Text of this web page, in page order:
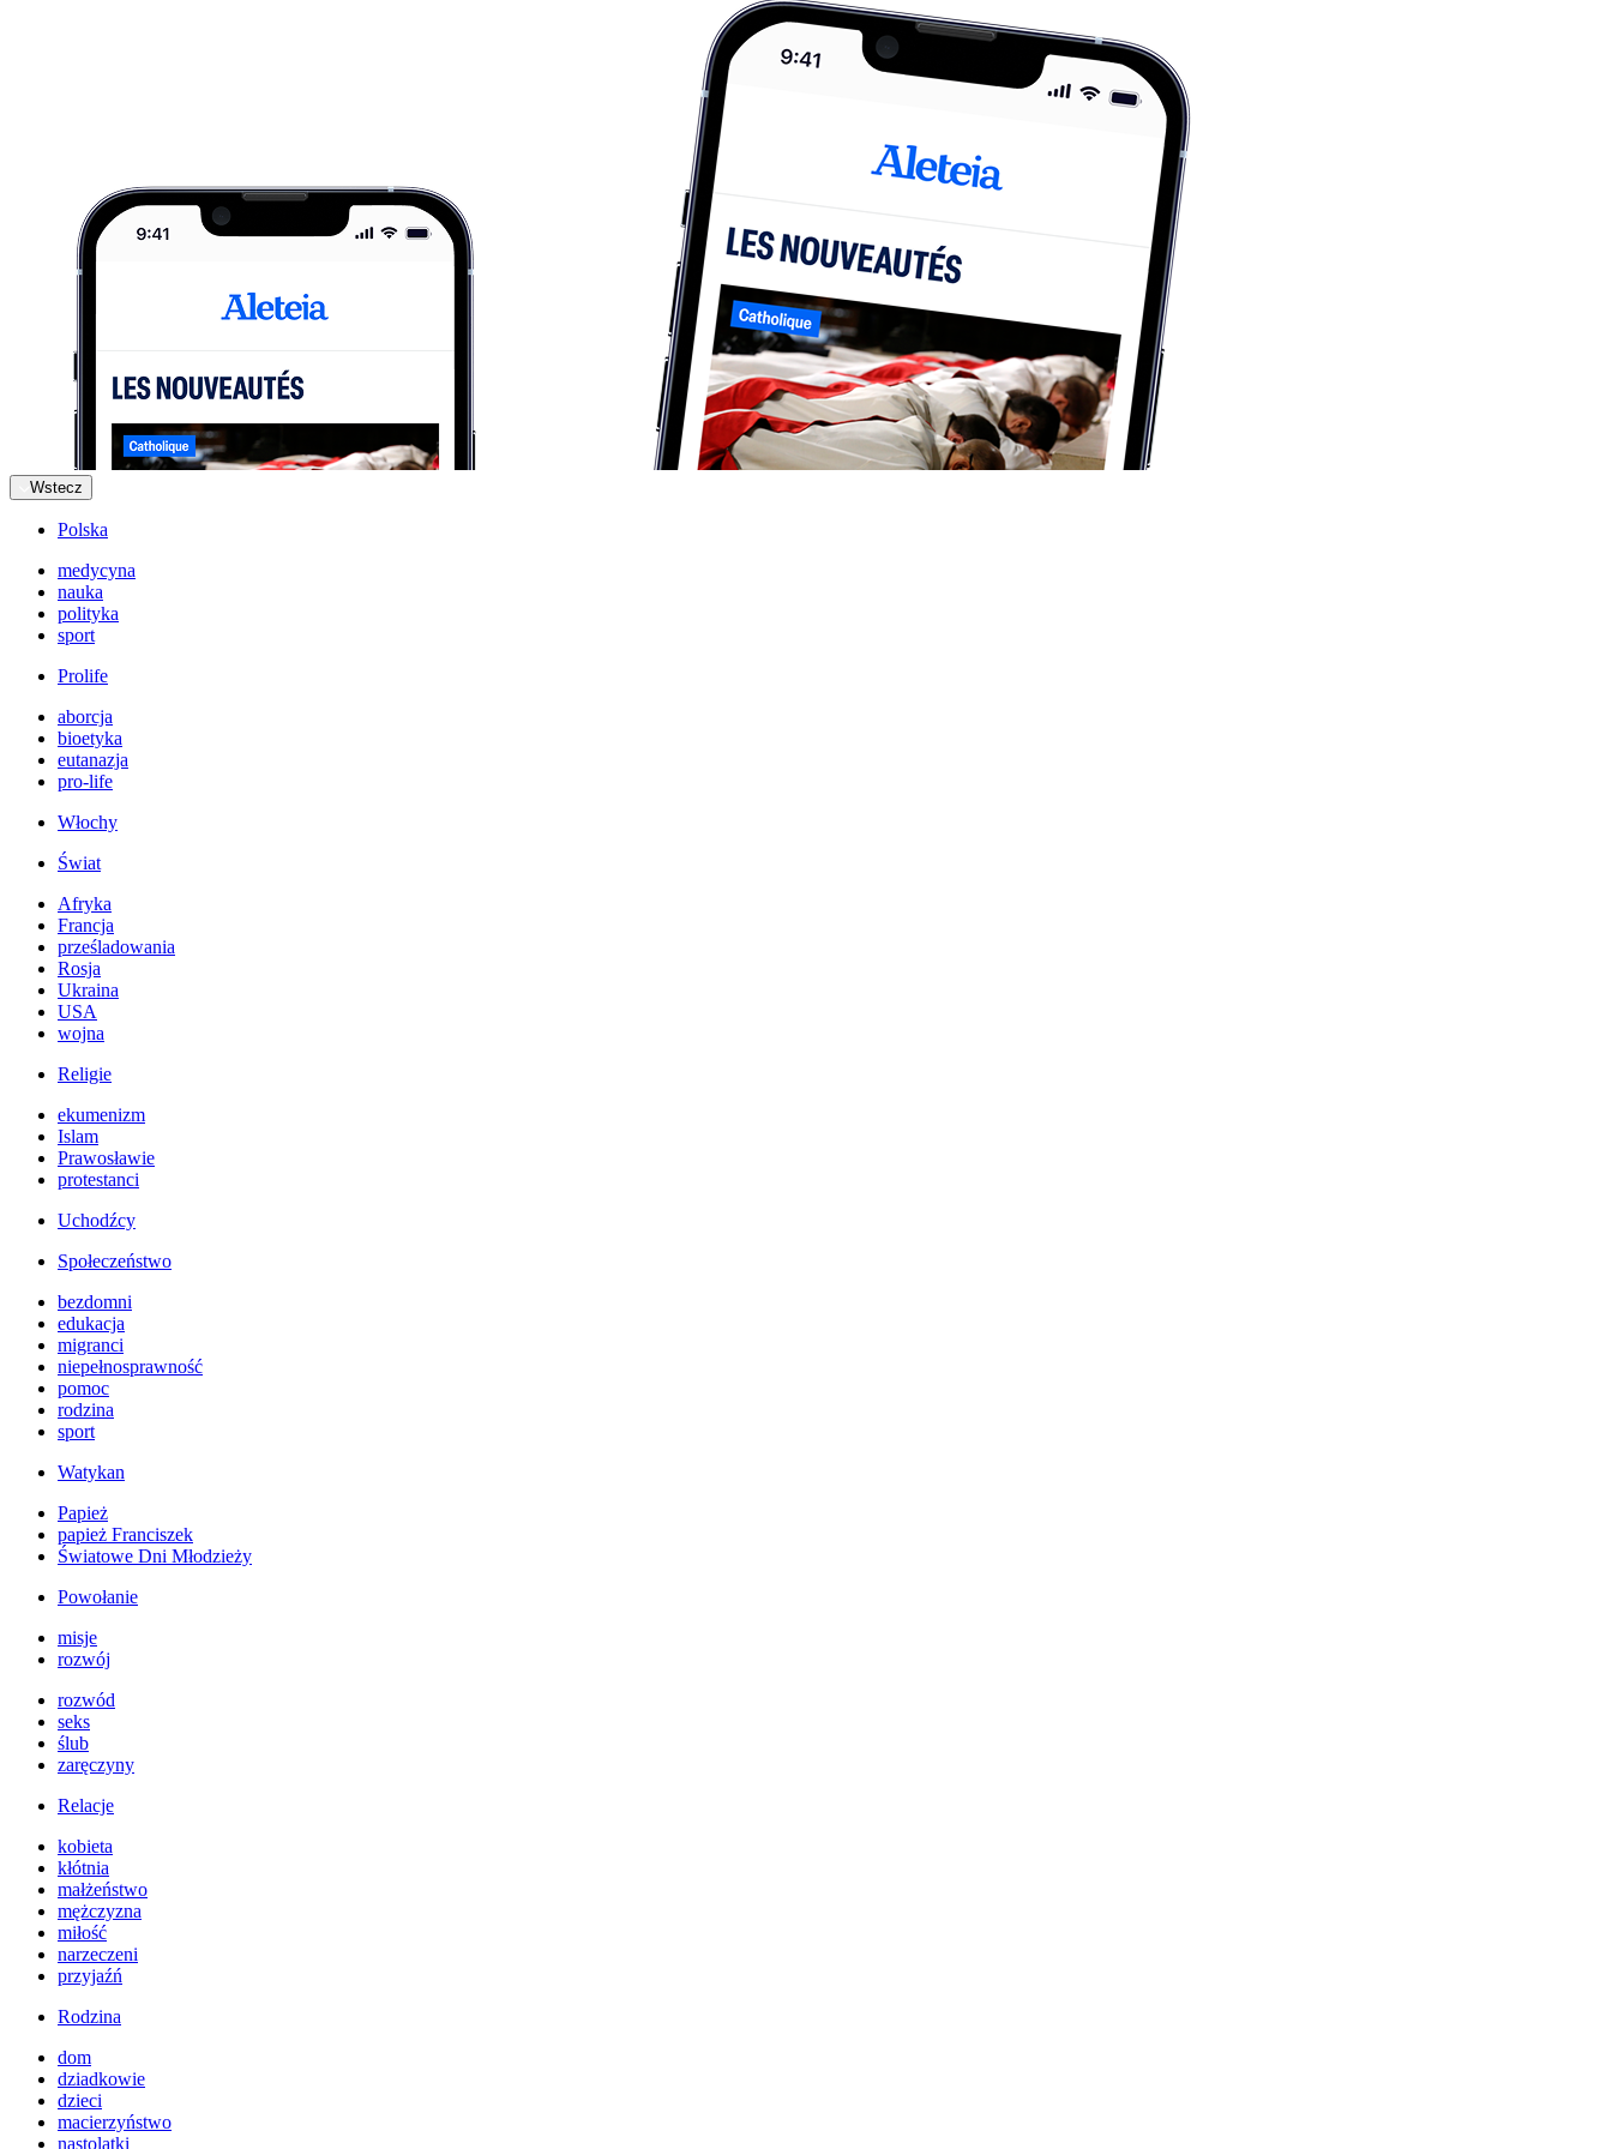
Wstecz
Polska
medycyna
nauka
polityka
sport
Prolife
aborcja
bioetyka
eutanazja
pro-life
Włochy
Świat
Afryka
Francja
prześladowania
Rosja
Ukraina
USA
wojna
Religie
ekumenizm
Islam
Prawosławie
protestanci
Uchodźcy
Społeczeństwo
bezdomni
edukacja
migranci
niepełnosprawność
pomoc
rodzina
sport
Watykan
Papież
papież Franciszek
Światowe Dni Młodzieży
Powołanie
misje
rozwój
rozwód
seks
ślub
zaręczyny
Relacje
kobieta
kłótnia
małżeństwo
mężczyzna
miłość
narzeczeni
przyjaźń
Rodzina
dom
dziadkowie
dzieci
macierzyństwo
nastolatki